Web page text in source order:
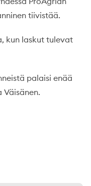
tiivistää.
kun laskut tulevat
palaisi enää
Väisänen.